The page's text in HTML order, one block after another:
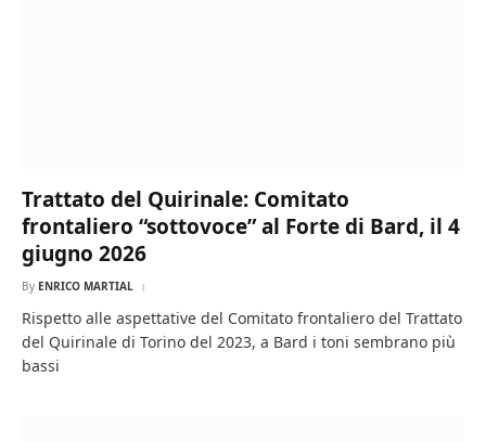
Trattato del Quirinale: Comitato
frontaliero “sottovoce” al Forte di Bard, il 4
giugno 2026
By ENRICO MARTIAL
Rispetto alle aspettative del Comitato frontaliero del Trattato
del Quirinale di Torino del 2023, a Bard i toni sembrano più
bassi